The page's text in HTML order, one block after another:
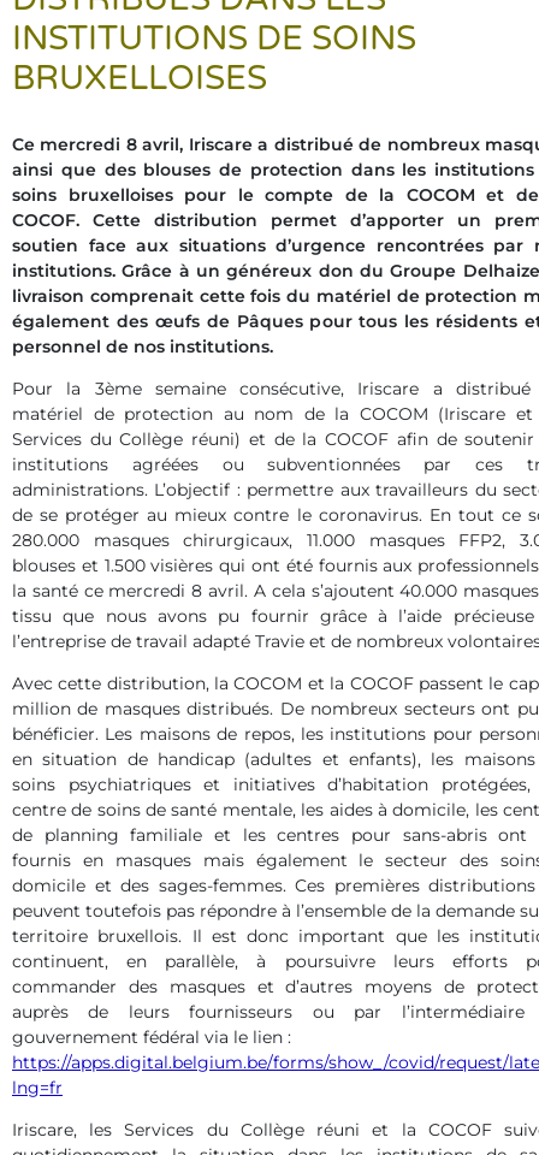
INSTITUTIONS DE SOINS
BRUXELLOISES
Ce mercredi 8 avril, Iriscare a distribué de nombreux
ainsi que des blouses de protection dans les
soins bruxelloises pour le compte de la COCOM et
COCOF. Cette distribution permet d’apporter un
soutien face aux situations d’urgence rencontrées par
institutions. Grâce à un généreux don du Groupe
livraison comprenait cette fois du matériel de protection
également des œufs de Pâques pour tous les résidents
personnel de nos institutions.
Pour la 3ème semaine consécutive, Iriscare a
matériel de protection au nom de la COCOM (Iriscare et
Services du Collège réuni) et de la COCOF afin de soutenir
institutions agréées ou subventionnées par ces
administrations. L’objectif : permettre aux travailleurs du
de se protéger au mieux contre le coronavirus. En tout ce
280.000 masques chirurgicaux, 11.000 masques FFP2,
blouses et 1.500 visières qui ont été fournis aux
la santé ce mercredi 8 avril. A cela s’ajoutent 40.000
tissu que nous avons pu fournir grâce à l’aide
l’entreprise de travail adapté Travie et de nombreux
Avec cette distribution, la COCOM et la COCOF passent le
million de masques distribués. De nombreux secteurs ont
bénéficier. Les maisons de repos, les institutions pour
en situation de handicap (adultes et enfants), les
soins psychiatriques et initiatives d’habitation protégées,
centre de soins de santé mentale, les aides à domicile, les
de planning familiale et les centres pour sans-abris ont
fournis en masques mais également le secteur des
domicile et des sages-femmes. Ces premières
peuvent toutefois pas répondre à l’ensemble de la demande
territoire bruxellois. Il est donc important que les
continuent, en parallèle, à poursuivre leurs efforts
commander des masques et d’autres moyens de
auprès de leurs fournisseurs ou par l’intermédiaire
gouvernement fédéral via le lien :
https://apps.digital.belgium.be/forms/show_/covid/request/
lng=fr
Iriscare, les Services du Collège réuni et la COCOF